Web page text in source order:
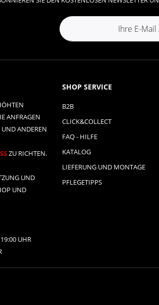
ANFRAGEN
UND ANDEREN
ZU RICHTEN.
UND
UND
UHR
SHOP SERVICE
B2B
CLICK&COLLECT
FAQ - HILFE
KATALOG
LIEFERUNG UND MONTAGE
PFLEGETIPPS